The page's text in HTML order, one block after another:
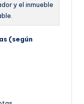
y el inmueble
(según